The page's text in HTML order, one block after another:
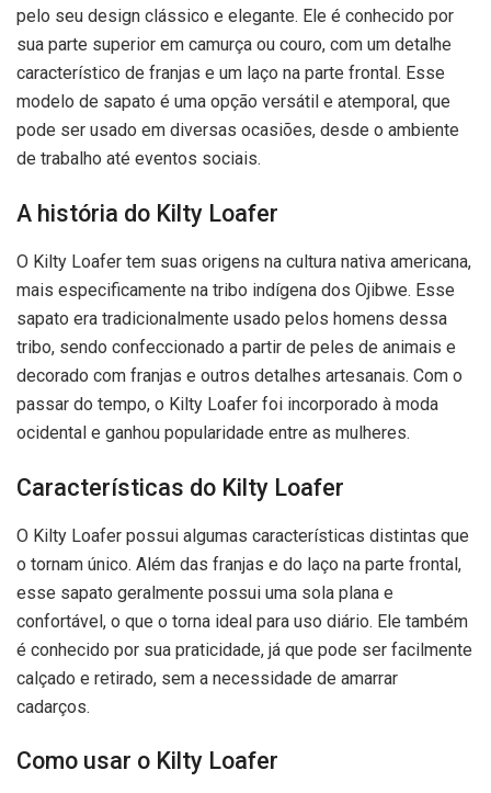
pelo seu design clássico e elegante. Ele é conhecido por
sua parte superior em camurça ou couro, com um detalhe
característico de franjas e um laço na parte frontal. Esse
modelo de sapato é uma opção versátil e atemporal, que
pode ser usado em diversas ocasiões, desde o ambiente
de trabalho até eventos sociais.
A história do Kilty Loafer
O Kilty Loafer tem suas origens na cultura nativa americana,
mais especificamente na tribo indígena dos Ojibwe. Esse
sapato era tradicionalmente usado pelos homens dessa
tribo, sendo confeccionado a partir de peles de animais e
decorado com franjas e outros detalhes artesanais. Com o
passar do tempo, o Kilty Loafer foi incorporado à moda
ocidental e ganhou popularidade entre as mulheres.
Características do Kilty Loafer
O Kilty Loafer possui algumas características distintas que
o tornam único. Além das franjas e do laço na parte frontal,
esse sapato geralmente possui uma sola plana e
confortável, o que o torna ideal para uso diário. Ele também
é conhecido por sua praticidade, já que pode ser facilmente
calçado e retirado, sem a necessidade de amarrar
cadarços.
Como usar o Kilty Loafer